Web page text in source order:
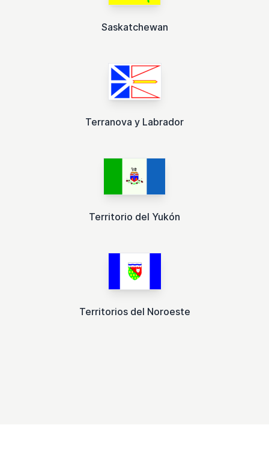
Saskatchewan
Terranova y Labrador
Territorio del Yukón
Territorios del Noroeste